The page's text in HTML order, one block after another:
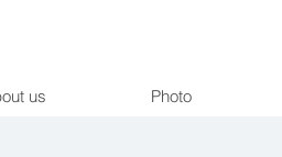
us Photo